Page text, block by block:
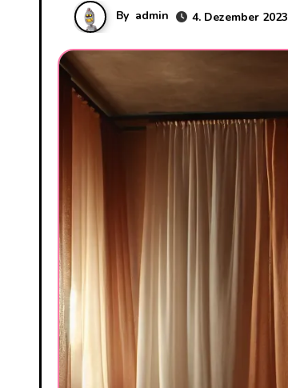
By admin 4. Dezember 2023